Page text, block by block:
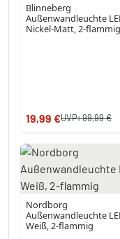
Blinneberg
Außenwandleuchte
Nickel-Matt, 2-flammig
19,99 €UVP:99,99 €
Nordborg
Außenwandleuchte
Weiß, 2-flammig